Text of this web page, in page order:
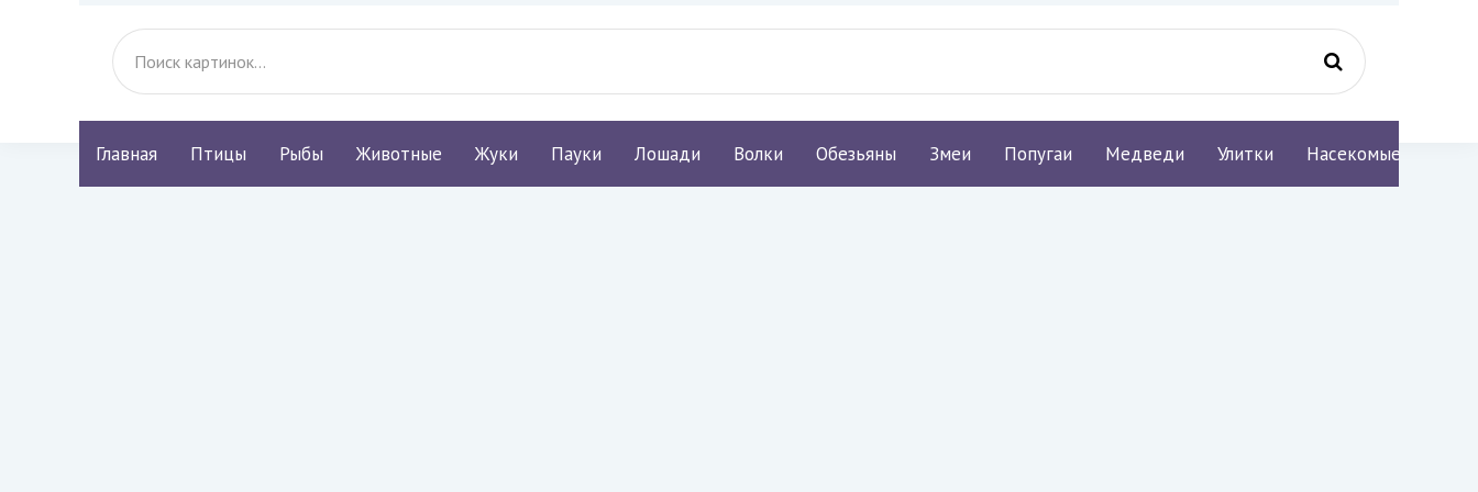
Главная Птицы Рыбы Животные Жуки Пауки Лошади Волки Обезьяны Змеи Попугаи Медведи Улитки Насекомые